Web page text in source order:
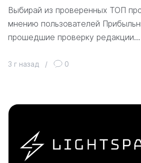
Выбирай из проверенных ТОП
мнению пользователей
прошедшие проверку редакции…
3 г назад / 0